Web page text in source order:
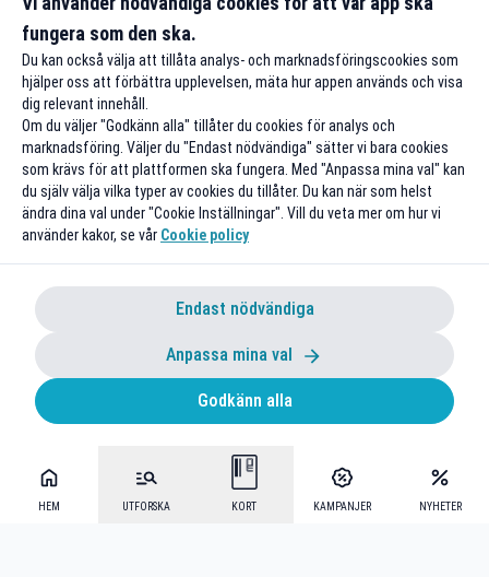
HEM UTFORSKA KORT KAMPANJER NYHETER
fungera som den ska.
Du kan också välja att tillåta analys- och marknadsföringscookies som
hjälper oss att förbättra upplevelsen, mäta hur appen används och visa
dig relevant innehåll.
Om du väljer "Godkänn alla" tillåter du cookies för analys och
marknadsföring. Väljer du "Endast nödvändiga" sätter vi bara cookies
som krävs för att plattformen ska fungera. Med "Anpassa mina val" kan
du själv välja vilka typer av cookies du tillåter. Du kan när som helst
ändra dina val under "Cookie Inställningar". Vill du veta mer om hur vi
använder kakor, se vår Cookie policy
Endast nödvändiga
Anpassa mina val
Godkänn alla